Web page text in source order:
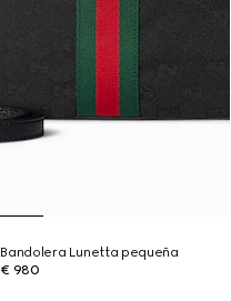
Bandolera Lunetta pequeña
€ 980